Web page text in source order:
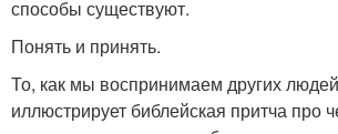
способы существуют.
Понять и принять.
То, как мы воспринимаем других
иллюстрирует библейская притча про